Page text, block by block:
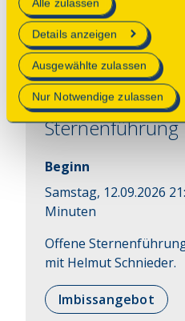
technisch notwendig und für
erforderlich sind.
Mehr Informationen finden Sie
Datenschutzerklärung.
Details anzeigen
Ausgewählte zulassen
Nur Notwendige zulassen
Führung
Sternenführung
Beginn
Samstag, 12.09.2026
Minuten
Offene
mit Helmut Schnieder.
Imbissangebot